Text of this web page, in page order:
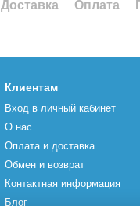
Доставка Оплата
Клиентам
Вход в личный кабинет
О нас
Оплата и доставка
Обмен и возврат
Контактная информация
Блог